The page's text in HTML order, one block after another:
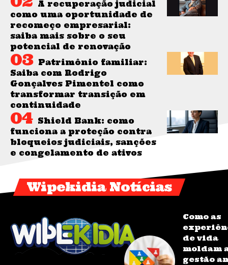
A recuperação judicial
como uma oportunidade de
recomeço empresarial:
saiba mais sobre o seu
potencial de renovação
Patrimônio familiar:
Saiba com Rodrigo
Gonçalves Pimentel como
transformar transição em
continuidade
Shield Bank: como
funciona a proteção contra
bloqueios judiciais, sanções
e congelamento de ativos
Wipekidia Notícias
Como as
de vida
moldam
gestão